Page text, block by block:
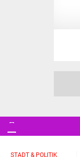
STADT & POLITIK